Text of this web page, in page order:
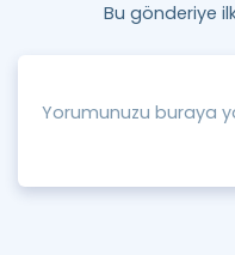
Bu gönderiye